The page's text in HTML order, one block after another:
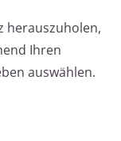
herauszuholen,
Ihren
auswählen.